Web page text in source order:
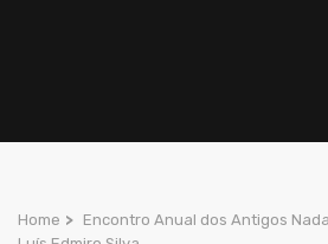
Home > Encontro Anual dos Antigos